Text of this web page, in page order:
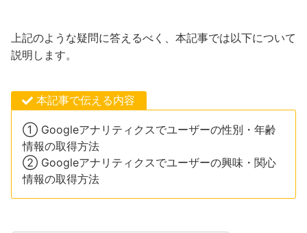
上記のような疑問に答えるべく、本記事では以下について
説明します。
本記事で伝える内容
① Googleアナリティクスでユーザーの性別・年齢
情報の取得方法
② Googleアナリティクスでユーザーの興味・関心
情報の取得方法